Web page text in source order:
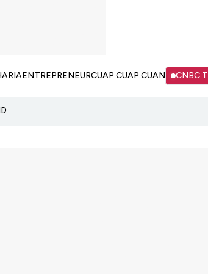
ENTREPRENEURCUAP CUAP CUAN CNBC